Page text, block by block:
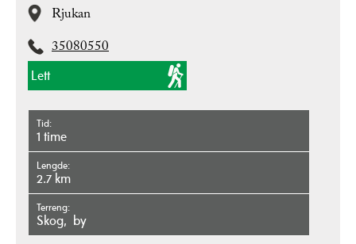
Rjukan
35080550
Lett
Tid
1 time
Lengde
2.7 km
Terreng
skog by